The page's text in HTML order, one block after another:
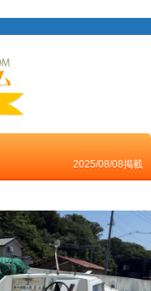
2025/08/08掲載